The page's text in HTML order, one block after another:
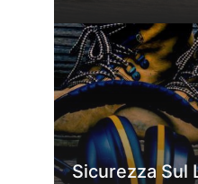
Sicurezza Sul